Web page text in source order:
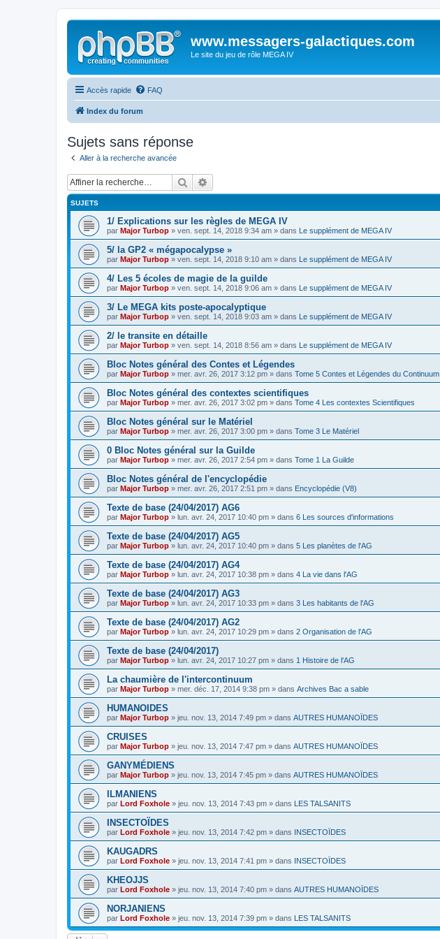
www.messagers-galactiques.com
Le site du jeu de rôle MEGA IV
Accès rapide FAQ
Index du forum
Sujets sans réponse
Aller à la recherche avancée
Rechercher
SUJETS
1/ Explications sur les règles de MEGA IV
par Major Turbop » ven. sept. 14, 2018 9:34 am » dans Le supplément de MEGA IV
5/ la GP2 « mégapocalypse »
par Major Turbop » ven. sept. 14, 2018 9:10 am » dans Le supplément de MEGA IV
4/ Les 5 écoles de magie de la guilde
par Major Turbop » ven. sept. 14, 2018 9:06 am » dans Le supplément de MEGA IV
3/ Le MEGA kits poste-apocalyptique
par Major Turbop » ven. sept. 14, 2018 9:03 am » dans Le supplément de MEGA IV
2/ le transite en détaille
par Major Turbop » ven. sept. 14, 2018 8:56 am » dans Le supplément de MEGA IV
Bloc Notes général des Contes et Légendes
par Major Turbop » mer. avr. 26, 2017 3:12 pm » dans Tome 5 Contes et Légendes du Continuum
Bloc Notes général des contextes scientifiques
par Major Turbop » mer. avr. 26, 2017 3:02 pm » dans Tome 4 Les contextes Scientifiques
Bloc Notes général sur le Matériel
par Major Turbop » mer. avr. 26, 2017 3:00 pm » dans Tome 3 Le Matériel
0 Bloc Notes général sur la Guilde
par Major Turbop » mer. avr. 26, 2017 2:54 pm » dans Tome 1 La Guilde
Bloc Notes général de l'encyclopédie
par Major Turbop » mer. avr. 26, 2017 2:51 pm » dans Encyclopédie (V8)
Texte de base (24/04/2017) AG6
par Major Turbop » lun. avr. 24, 2017 10:40 pm » dans 6 Les sources d'informations
Texte de base (24/04/2017) AG5
par Major Turbop » lun. avr. 24, 2017 10:40 pm » dans 5 Les planètes de l'AG
Texte de base (24/04/2017) AG4
par Major Turbop » lun. avr. 24, 2017 10:38 pm » dans 4 La vie dans l'AG
Texte de base (24/04/2017) AG3
par Major Turbop » lun. avr. 24, 2017 10:33 pm » dans 3 Les habitants de l'AG
Texte de base (24/04/2017) AG2
par Major Turbop » lun. avr. 24, 2017 10:29 pm » dans 2 Organisation de l'AG
Texte de base (24/04/2017)
par Major Turbop » lun. avr. 24, 2017 10:27 pm » dans 1 Histoire de l'AG
La chaumière de l'intercontinuum
par Major Turbop » mer. déc. 17, 2014 9:38 pm » dans Archives Bac a sable
HUMANOIDES
par Major Turbop » jeu. nov. 13, 2014 7:49 pm » dans AUTRES HUMANOÏDES
CRUISES
par Major Turbop » jeu. nov. 13, 2014 7:47 pm » dans AUTRES HUMANOÏDES
GANYMÉDIENS
par Major Turbop » jeu. nov. 13, 2014 7:45 pm » dans AUTRES HUMANOÏDES
ILMANIENS
par Lord Foxhole » jeu. nov. 13, 2014 7:43 pm » dans LES TALSANITS
INSECTOÏDES
par Lord Foxhole » jeu. nov. 13, 2014 7:42 pm » dans INSECTOÏDES
KAUGADRS
par Lord Foxhole » jeu. nov. 13, 2014 7:41 pm » dans INSECTOÏDES
KHEOJJS
par Lord Foxhole » jeu. nov. 13, 2014 7:40 pm » dans AUTRES HUMANOÏDES
NORJANIENS
par Lord Foxhole » jeu. nov. 13, 2014 7:39 pm » dans LES TALSANITS